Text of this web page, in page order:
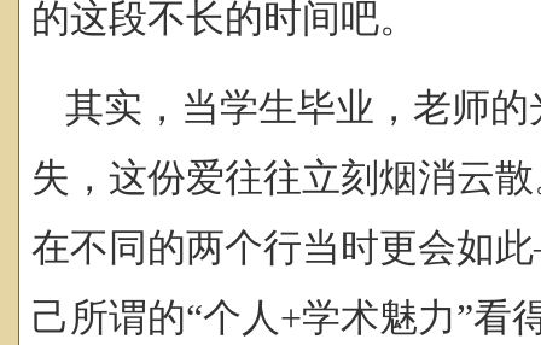
的这段不长的时间吧。
其实，当学生毕业，老师
失，这份爱往往立刻烟消云
在不同的两个行当时更会如
己所谓的“个人+学术魅力”看